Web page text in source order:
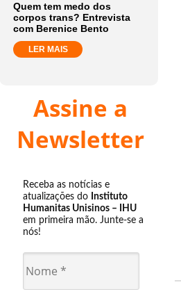
Quem tem medo dos
corpos trans? Entrevista
com Berenice Bento
LER MAIS
Assine a
Newsletter
Receba as notícias e
atualizações do Instituto
Humanitas Unisinos – IHU
em primeira mão. Junte-se a
nós!